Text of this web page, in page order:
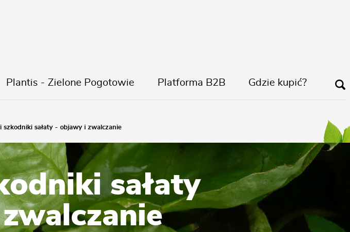
Plantis - Zielone Pogotowie Platforma B2B Gdzie kupić?
szkodniki sałaty - objawy i zwalczanie
sałaty